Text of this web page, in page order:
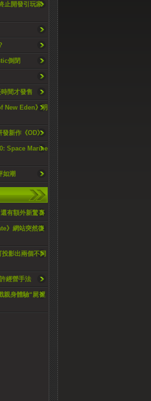
止開發引玩家
倒閉
間才發售
New Eden》明
發新作《OD》
Space Marine
如潮
有額外新驚喜
》網站突然復
影出兩個不同
經營手法
親身體驗“屍裡